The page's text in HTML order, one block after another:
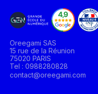
Oreegami SAS
15 rue de la Réunion
75020 PARIS
Tel : 0988280828
contact@oreegami.com